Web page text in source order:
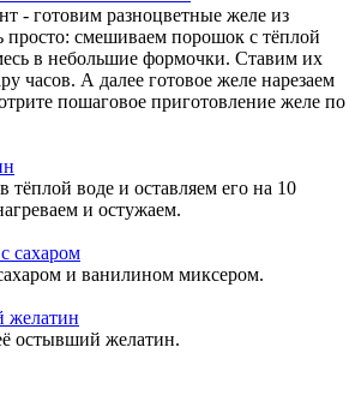
- готовим разноцветные желе из
просто: смешиваем порошок с тёплой
в небольшие формочки. Ставим их
часов. А далее готовое желе нарезаем
пошаговое приготовление желе по
тёплой воде и оставляем его на 10
и остужаем.
и ванилином миксером.
остывший желатин.